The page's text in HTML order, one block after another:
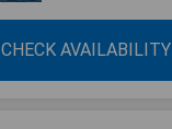
CHECK AVAILABILITY